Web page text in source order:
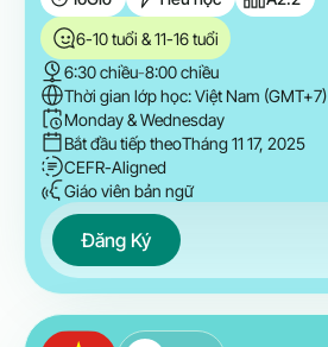
6-10 tuổi & 11-16 tuổi
6:30 chiều-8:00 chiều
Thời gian lớp học: Việt Nam (GMT+7)
Monday & Wednesday
Bắt đầu tiếp theoTháng 11 17, 2025
CEFR-Aligned
Giáo viên bản ngữ
Đăng Ký